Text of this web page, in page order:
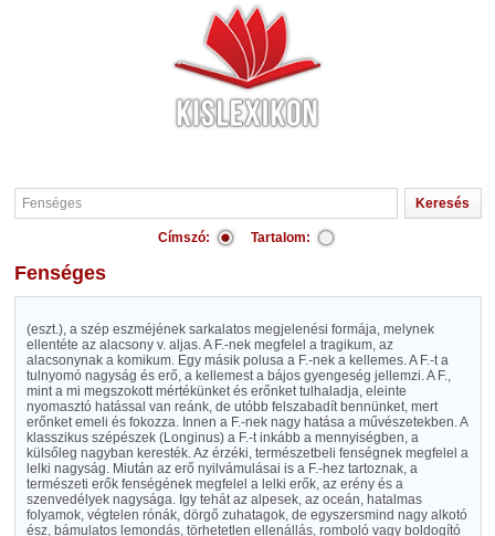
Címszó: Tartalom:
Fenséges
(eszt.), a szép eszméjének sarkalatos megjelenési formája, melynek
ellentéte az alacsony v. aljas. A F.-nek megfelel a tragikum, az
alacsonynak a komikum. Egy másik polusa a F.-nek a kellemes. A F.-t a
tulnyomó nagyság és erő, a kellemest a bájos gyengeség jellemzi. A F.,
mint a mi megszokott mértékünket és erőnket tulhaladja, eleinte
nyomasztó hatással van reánk, de utóbb felszabadít bennünket, mert
erőnket emeli és fokozza. Innen a F.-nek nagy hatása a művészetekben. A
klasszikus szépészek (Longinus) a F.-t inkább a mennyiségben, a
külsőleg nagyban keresték. Az érzéki, természetbeli fenségnek megfelel a
lelki nagyság. Miután az erő nyilvámulásai is a F.-hez tartoznak, a
természeti erők fenségének megfelel a lelki erők, az erény és a
szenvedélyek nagysága. Igy tehát az alpesek, az oceán, hatalmas
folyamok, végtelen rónák, dörgő zuhatagok, de egyszersmind nagy alkotó
ész, bámulatos lemondás, törhetetlen ellenállás, romboló vagy boldogító